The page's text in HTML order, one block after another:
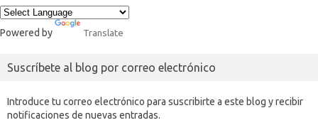
Powered by Translate
Suscríbete al blog por correo electrónico
Introduce tu correo electrónico para suscribirte a este blog y recibir
notificaciones de nuevas entradas.